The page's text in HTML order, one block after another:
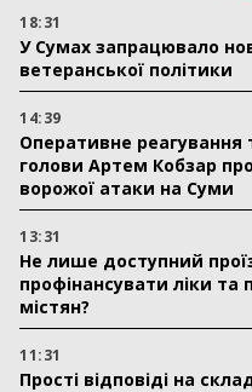
18:31
У Сумах запрацювало
ветеранської політики
14:39
Оперативне реагування
голови Артем Кобзар про
ворожої атаки на Суми
13:31
Не лише доступний
профінансувати ліки
містян?
11:31
Прості відповіді на